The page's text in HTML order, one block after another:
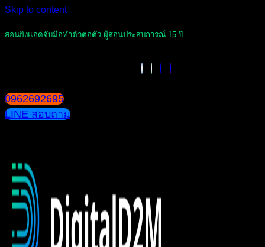
Skip to content
สอนยิงแอดจับมือทำตัวต่อตัว ผู้สอนประสบการณ์ 15 ปี
0962692695
LINE สอบถาม